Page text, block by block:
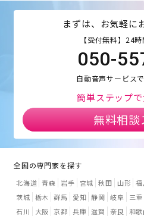
まずは、お気軽に
【受付無料】24
050-
自動音声サービス
簡単ステップ
無料相
全国の専門家を探す
北海道 青森 岩手 宮城 秋田 山形
茨城 栃木 群馬 愛知 静岡 岐阜 三重
石川
大阪 京都 兵庫 滋賀 奈良 和